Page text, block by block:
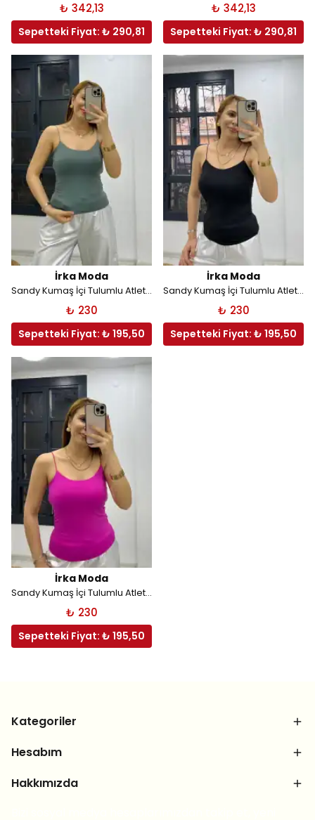
₺ 342,13
Sepetteki Fiyat: ₺ 290,81
₺ 342,13
Sepetteki Fiyat: ₺ 290,81
İrka Moda
Sandy Kumaş İçi Tulumlu Atlet Haki
₺ 230
Sepetteki Fiyat: ₺ 195,50
İrka Moda
Sandy Kumaş İçi Tulumlu Atlet Siyah
₺ 230
Sepetteki Fiyat: ₺ 195,50
İrka Moda
Sandy Kumaş İçi Tulumlu Atlet Fuşya
₺ 230
Sepetteki Fiyat: ₺ 195,50
Kategoriler
Hesabım
Hakkımızda